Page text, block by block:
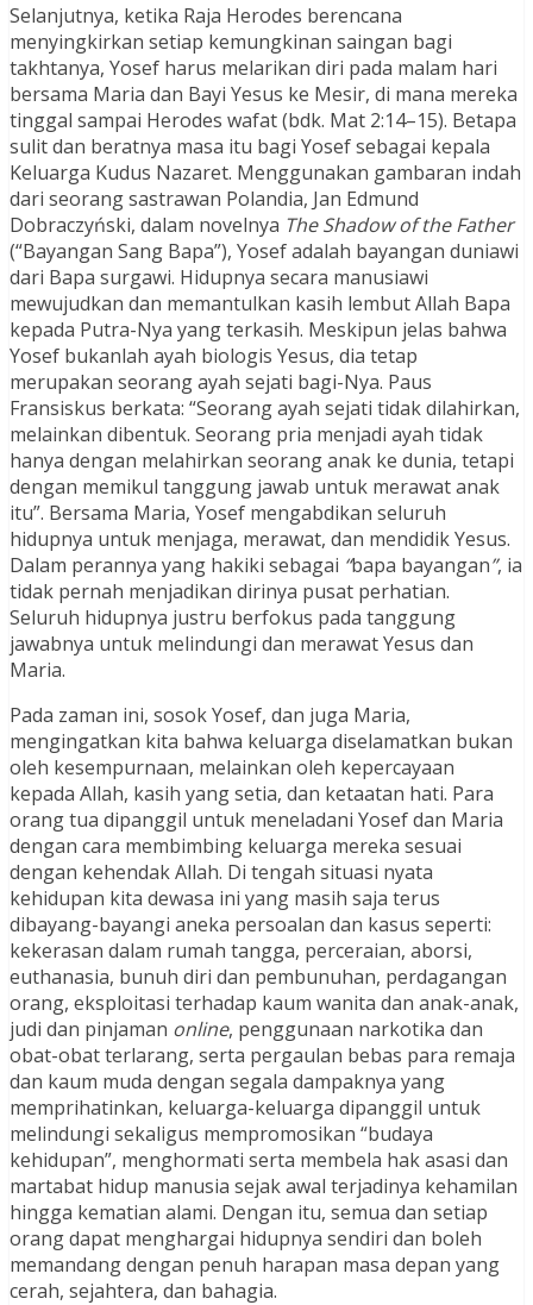
Selanjutnya, ketika Raja Herodes berencana
menyingkirkan setiap kemungkinan saingan bagi
takhtanya, Yosef harus melarikan diri pada malam hari
bersama Maria dan Bayi Yesus ke Mesir, di mana mereka
tinggal sampai Herodes wafat (bdk. Mat 2:14–15). Betapa
sulit dan beratnya masa itu bagi Yosef sebagai kepala
Keluarga Kudus Nazaret. Menggunakan gambaran indah
dari seorang sastrawan Polandia, Jan Edmund
Dobraczyński, dalam novelnya The Shadow of the Father
(“Bayangan Sang Bapa”), Yosef adalah bayangan duniawi
dari Bapa surgawi. Hidupnya secara manusiawi
mewujudkan dan memantulkan kasih lembut Allah Bapa
kepada Putra-Nya yang terkasih. Meskipun jelas bahwa
Yosef bukanlah ayah biologis Yesus, dia tetap
merupakan seorang ayah sejati bagi-Nya. Paus
Fransiskus berkata: “Seorang ayah sejati tidak dilahirkan,
melainkan dibentuk. Seorang pria menjadi ayah tidak
hanya dengan melahirkan seorang anak ke dunia, tetapi
dengan memikul tanggung jawab untuk merawat anak
itu”. Bersama Maria, Yosef mengabdikan seluruh
hidupnya untuk menjaga, merawat, dan mendidik Yesus.
Dalam perannya yang hakiki sebagai “bapa bayangan”, ia
tidak pernah menjadikan dirinya pusat perhatian.
Seluruh hidupnya justru berfokus pada tanggung
jawabnya untuk melindungi dan merawat Yesus dan
Maria.
Pada zaman ini, sosok Yosef, dan juga Maria,
mengingatkan kita bahwa keluarga diselamatkan bukan
oleh kesempurnaan, melainkan oleh kepercayaan
kepada Allah, kasih yang setia, dan ketaatan hati. Para
orang tua dipanggil untuk meneladani Yosef dan Maria
dengan cara membimbing keluarga mereka sesuai
dengan kehendak Allah. Di tengah situasi nyata
kehidupan kita dewasa ini yang masih saja terus
dibayang-bayangi aneka persoalan dan kasus seperti:
kekerasan dalam rumah tangga, perceraian, aborsi,
euthanasia, bunuh diri dan pembunuhan, perdagangan
orang, eksploitasi terhadap kaum wanita dan anak-anak,
judi dan pinjaman online, penggunaan narkotika dan
obat-obat terlarang, serta pergaulan bebas para remaja
dan kaum muda dengan segala dampaknya yang
memprihatinkan, keluarga-keluarga dipanggil untuk
melindungi sekaligus mempromosikan “budaya
kehidupan”, menghormati serta membela hak asasi dan
martabat hidup manusia sejak awal terjadinya kehamilan
hingga kematian alami. Dengan itu, semua dan setiap
orang dapat menghargai hidupnya sendiri dan boleh
memandang dengan penuh harapan masa depan yang
cerah, sejahtera, dan bahagia.